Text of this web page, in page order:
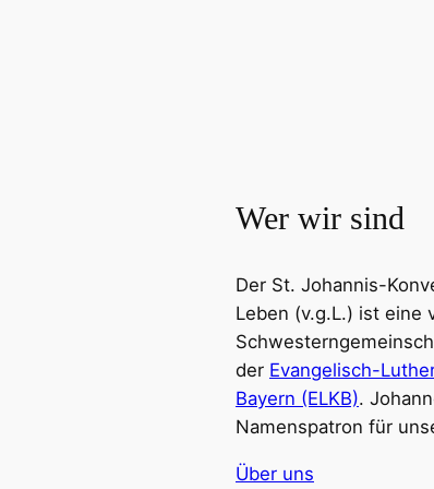
Wer wir sind
Der St. Johannis-
Leben (v.g.L.) ist eine
der Evangelisch-
Bayern (ELKB).
Namenspatron für
Über uns